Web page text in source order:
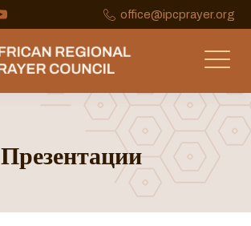
office@ipcprayer.org
Презентации